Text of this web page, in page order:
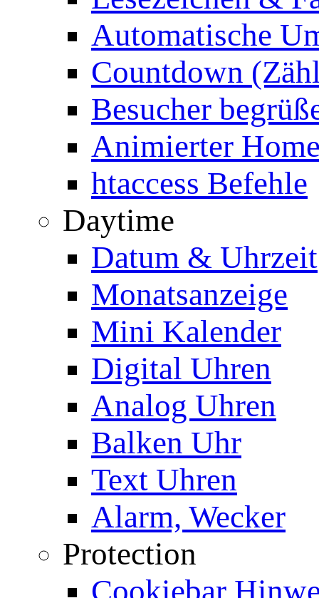
Automatische
Countdown
Besucher
Animierter
htaccess Befehle
Daytime
Datum & Uhrzeit
Monatsanzeige
Mini Kalender
Digital Uhren
Analog Uhren
Balken Uhr
Text Uhren
Alarm, Wecker
Protection
Cookiebar